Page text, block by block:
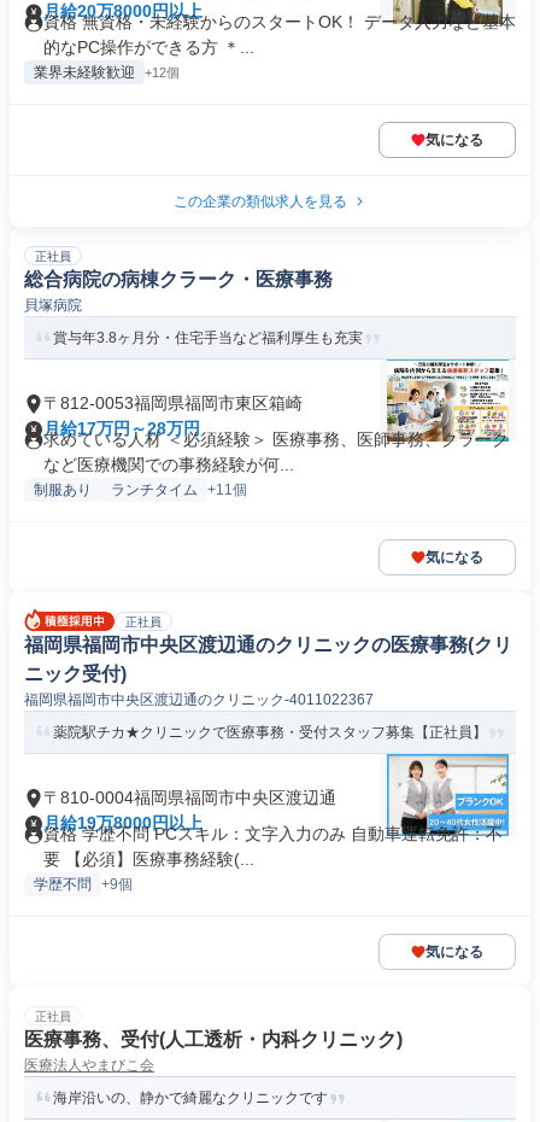
月給20万8000円以上
資格 無資格・未経験からのスタートOK！ データ入力など基本
的なPC操作ができる方 ＊...
業界未経験歓迎 +12個
気になる
この企業の類似求人を見る
正社員
総合病院の病棟クラーク・医療事務
貝塚病院
賞与年3.8ヶ月分・住宅手当など福利厚生も充実
〒812-0053福岡県福岡市東区箱崎
月給17万円～28万円
求めている人材 ＜必須経験＞ 医療事務、医師事務、クラーク
など医療機関での事務経験が何...
制服あり ランチタイム +11個
気になる
正社員
福岡県福岡市中央区渡辺通のクリニックの医療事務(クリ
ニック受付)
福岡県福岡市中央区渡辺通のクリニック-4011022367
薬院駅チカ★クリニックで医療事務・受付スタッフ募集【正社員】
〒810-0004福岡県福岡市中央区渡辺通
月給19万8000円以上
資格 学歴不問 PCスキル：文字入力のみ 自動車運転免許：不
要 【必須】医療事務経験(...
学歴不問 +9個
気になる
正社員
医療事務、受付(人工透析・内科クリニック)
医療法人やまびこ会
海岸沿いの、静かで綺麗なクリニックです